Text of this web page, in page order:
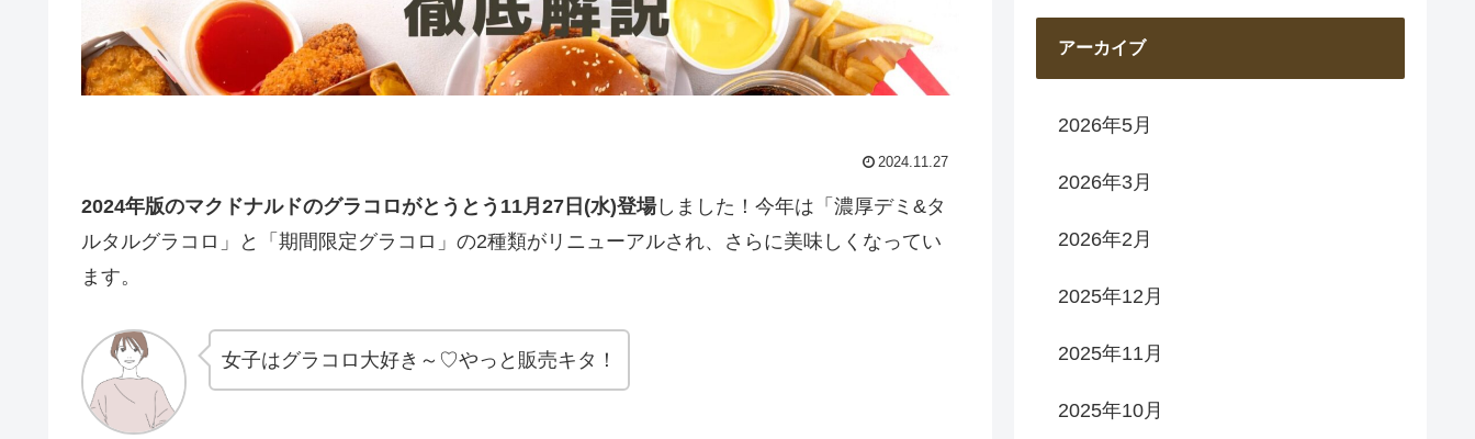
2024.11.27
2024年版のマクドナルドのグラコロがとうとう11月27日(水)登場しました！今年は「濃厚デミ&タ
ルタルグラコロ」と「期間限定グラコロ」の2種類がリニューアルされ、さらに美味しくなってい
ます。
女子はグラコロ大好き～♡やっと販売キタ！
アーカイブ
2026年5月
2026年3月
2026年2月
2025年12月
2025年11月
2025年10月